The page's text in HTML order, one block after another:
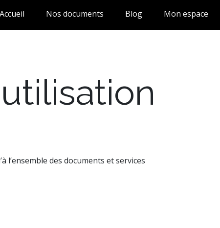
Accueil Nos documents Blog Mon espace
l’ensemble des documents et services